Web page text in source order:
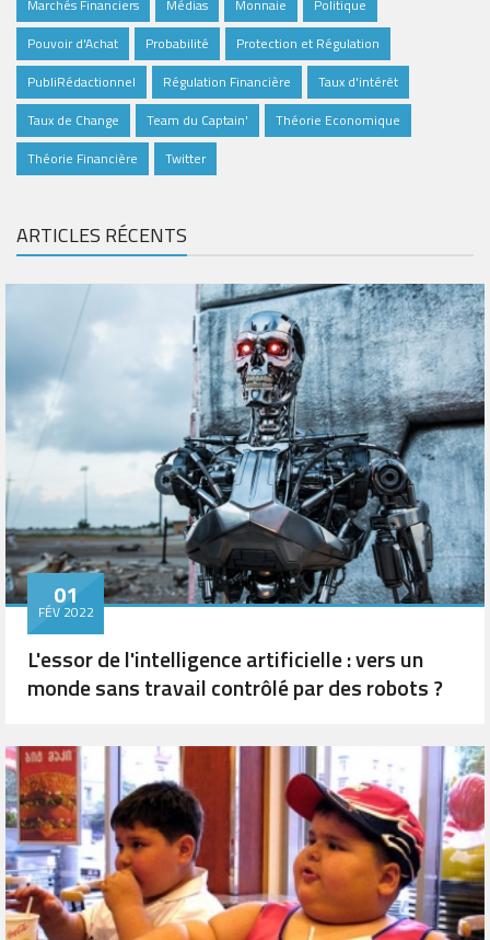
Marchés Financiers
Médias Monnaie
Politique
Pouvoir d'Achat
Probabilité
Protection et Régulation
PubliRédactionnel
Régulation Financière
Taux d'intérêt
Taux de Change
Team du Captain'
Théorie Economique
Théorie Financière
Twitter
ARTICLES RÉCENTS
01
FÉV 2022
L'essor de l'intelligence artificielle : vers un
monde sans travail contrôlé par des robots ?